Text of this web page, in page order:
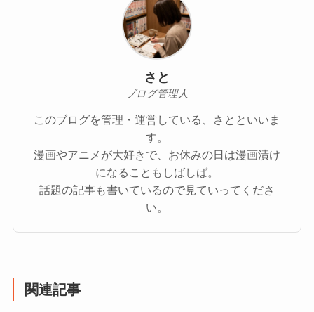
さと
ブログ管理人
このブログを管理・運営している、さとといいま
す。
漫画やアニメが大好きで、お休みの日は漫画漬け
になることもしばしば。
話題の記事も書いているので見ていってくださ
い。
関連記事